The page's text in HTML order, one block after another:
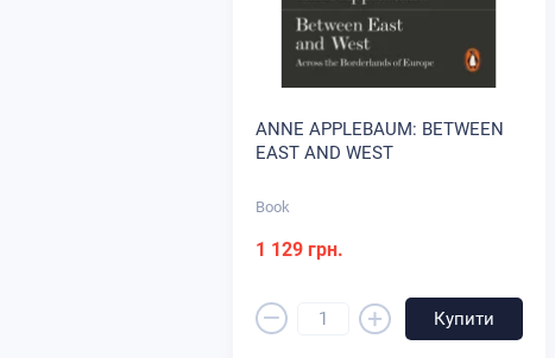
ANNE APPLEBAUM: BETWEEN
EAST AND WEST
Book
1 129 грн.
– + Купити